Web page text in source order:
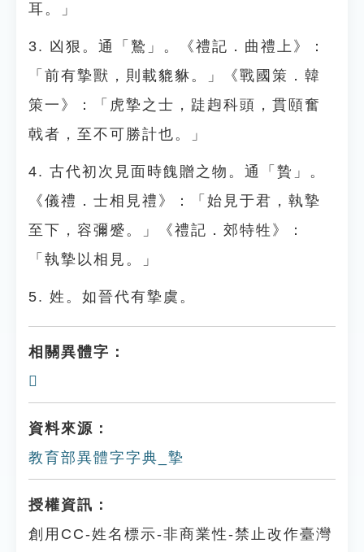
耳。」
3. 凶狠。通「鷙」。《禮記．曲禮上》：
「前有摯獸，則載貔貅。」《戰國策．韓
策一》：「虎摯之士，跿䞤科頭，貫頤奮
戟者，至不可勝計也。」
4. 古代初次見面時餽贈之物。通「贄」。
《儀禮．士相見禮》：「始見于君，執摯
至下，容彌蹙。」《禮記．郊特牲》：
「執摯以相見。」
5. 姓。如晉代有摯虞。
相關異體字：
𢴷
資料來源：
教育部異體字字典_摯
授權資訊：
創用CC-姓名標示-非商業性-禁止改作臺灣